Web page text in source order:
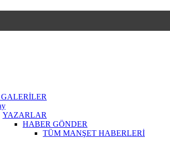
GALERİLER
YAZARLAR
HABER GÖNDER
TÜM MANŞET HABERLERİ